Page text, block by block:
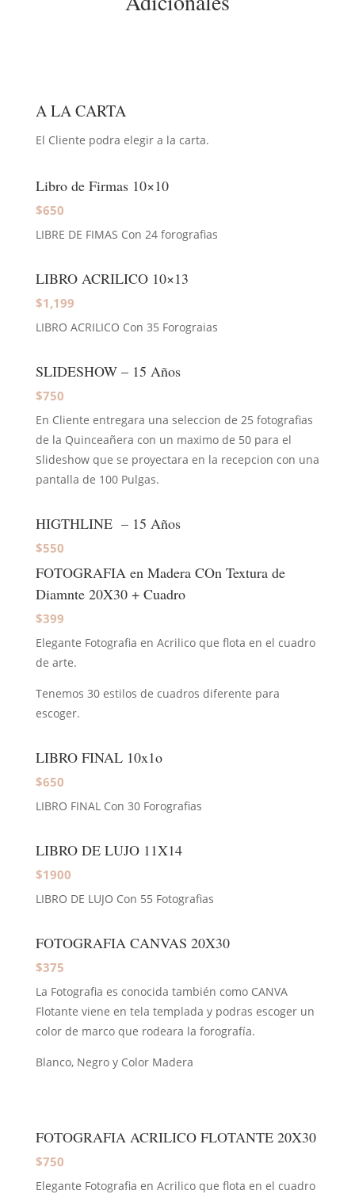
A LA CARTA
El Cliente podra elegir a la carta.
Libro de Firmas 10×10
$650
LIBRE DE FIMAS Con 24 forografias
LIBRO ACRILICO 10×13
$1,199
LIBRO ACRILICO Con 35 Forograias
SLIDESHOW – 15 Años
$750
En Cliente entregara una seleccion de 25 fotografias
de la Quinceañera con un maximo de 50 para el
Slideshow que se proyectara en la recepcion con una
pantalla de 100 Pulgas.
HIGTHLINE – 15 Años
$550
FOTOGRAFIA en Madera COn Textura de
Diamnte 20X30 + Cuadro
$399
Elegante Fotografia en Acrilico que flota en el cuadro
de arte.
Tenemos 30 estilos de cuadros diferente para
escoger.
LIBRO FINAL 10x1o
$650
LIBRO FINAL Con 30 Forografias
LIBRO DE LUJO 11X14
$1900
LIBRO DE LUJO Con 55 Fotografias
FOTOGRAFIA CANVAS 20X30
$375
La Fotografia es conocida también como CANVA
Flotante viene en tela templada y podras escoger un
color de marco que rodeara la forografía.
Blanco, Negro y Color Madera
FOTOGRAFIA ACRILICO FLOTANTE 20X30
$750
Elegante Fotografia en Acrilico que flota en el cuadro